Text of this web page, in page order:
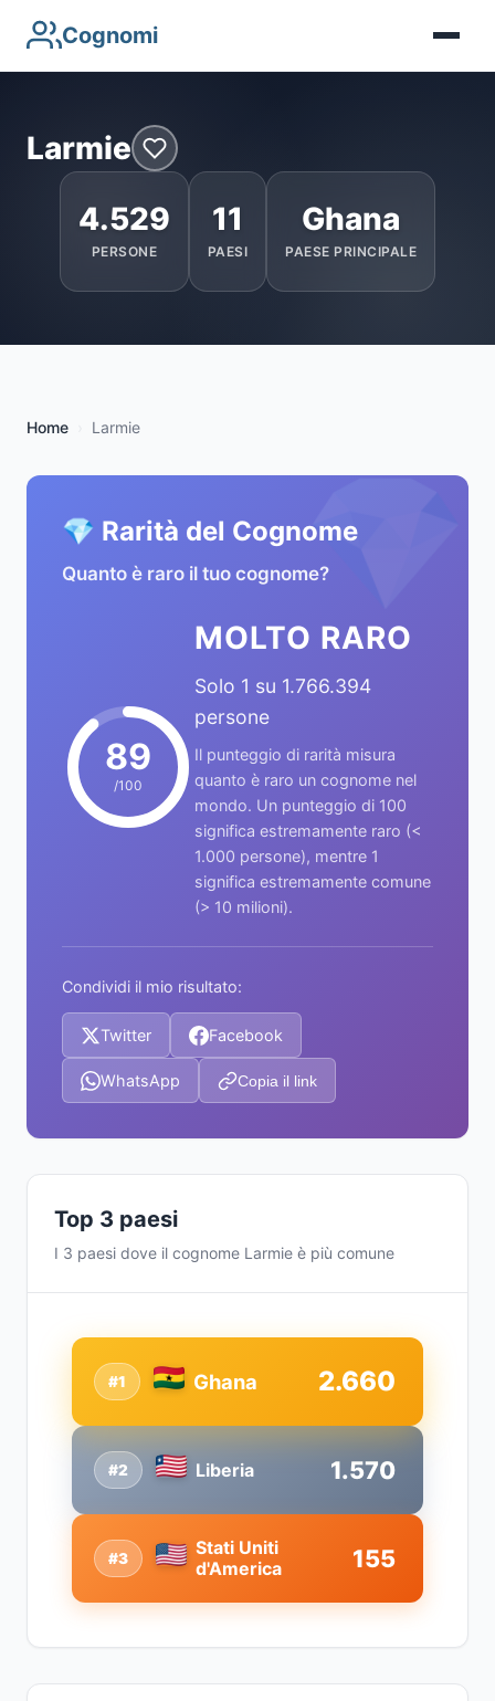
Cognomi
Larmie
4.529
PERSONE
11
PAESI
Ghana
PAESE PRINCIPALE
Home Larmie
💎
💎 Rarità del Cognome
Quanto è raro il tuo cognome?
89
/100
MOLTO RARO
Solo 1 su 1.766.394
persone
Il punteggio di rarità misura
quanto è raro un cognome nel
mondo. Un punteggio di 100
significa estremamente raro (<
1.000 persone), mentre 1
significa estremamente comune
(> 10 milioni).
Condividi il mio risultato:
Twitter Facebook
WhatsApp Copia il link
Top 3 paesi
I 3 paesi dove il cognome Larmie è più comune
#2 Liberia 1.570
#1 Ghana 2.660
#3
Stati Uniti
d'America
155